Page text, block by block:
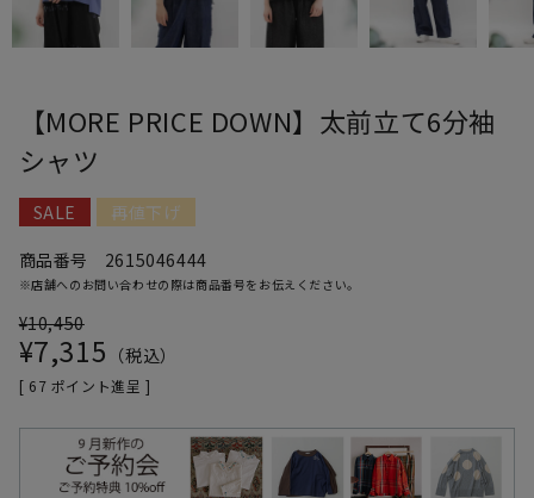
【MORE PRICE DOWN】太前立て6分袖
シャツ
SALE
再値下げ
商品番号
2615046444
※店舗へのお問い合わせの際は商品番号をお伝えください。
¥10,450
¥7,315 税込
[ 67 ポイント進呈 ]